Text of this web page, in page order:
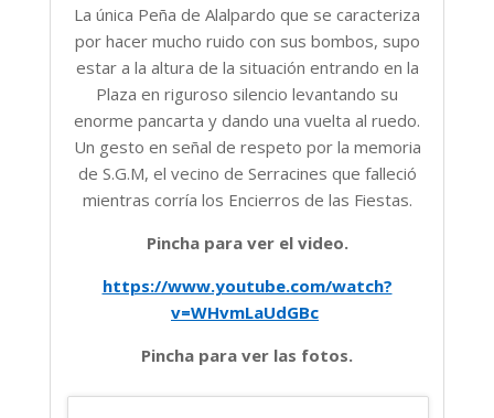
La única Peña de Alalpardo que se caracteriza
por hacer mucho ruido con sus bombos, supo
estar a la altura de la situación entrando en la
Plaza en riguroso silencio levantando su
enorme pancarta y dando una vuelta al ruedo.
Un gesto en señal de respeto por la memoria
de S.G.M, el vecino de Serracines que falleció
mientras corría los Encierros de las Fiestas.
Pincha para ver el video.
https://www.youtube.com/watch?
v=WHvmLaUdGBc
Pincha para ver las fotos.